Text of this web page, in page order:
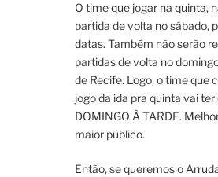
O time que jogar na quinta,
partida de volta no sábado,
datas. Também não serão
partidas de volta no
de Recife. Logo, o time que
jogo da ida pra quinta vai
DOMINGO À TARDE.
maior público.
Então, se queremos o